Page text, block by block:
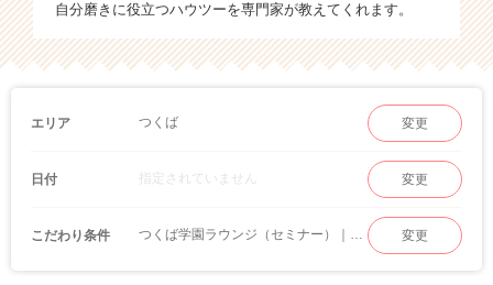
自分磨きに役立つハウツーを専門家が教えてくれます。
エリア つくば 変更
日付 指定されていません 変更
こだわり条件 つくば学園ラウンジ（セミナー）｜婚活・恋愛セミナー 変更